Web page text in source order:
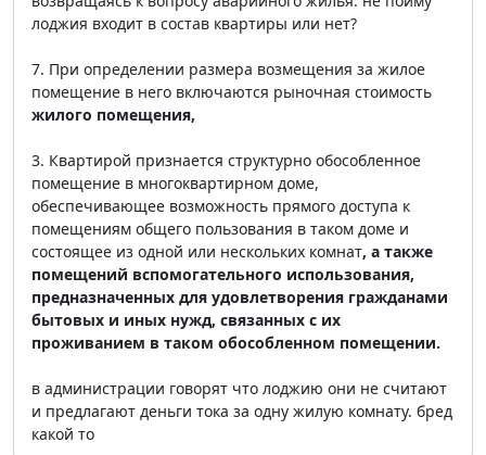
лоджия входит в состав квартиры или нет?
7. При определении размера возмещения за жилое
помещение в него включаются рыночная стоимость
жилого помещения,
3. Квартирой признается структурно обособленное
помещение в многоквартирном доме,
обеспечивающее возможность прямого доступа к
помещениям общего пользования в таком доме и
состоящее из одной или нескольких комнат, а также
помещений вспомогательного использования,
предназначенных для удовлетворения гражданами
бытовых и иных нужд, связанных с их
проживанием в таком обособленном помещении.
в администрации говорят что лоджию они не считают
и предлагают деньги тока за одну жилую комнату. бред
какой то